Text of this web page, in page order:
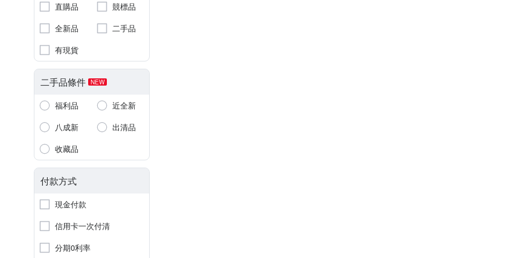
直購品
競標品
全新品
二手品
有現貨
二手品條件 NEW
福利品
近全新
八成新
出清品
收藏品
付款方式
現金付款
信用卡一次付清
分期0利率